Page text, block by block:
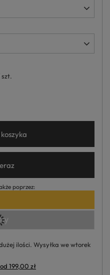
szt.
poprzez:
ilości Wysyłka we wtorek
od 199,00 zł